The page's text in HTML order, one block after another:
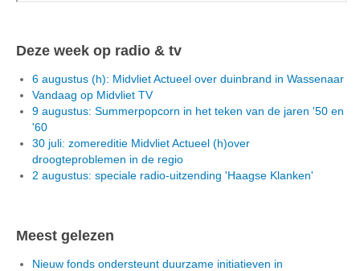
Deze week op radio & tv
6 augustus (h): Midvliet Actueel over duinbrand in Wassenaar
Vandaag op Midvliet TV
9 augustus: Summerpopcorn in het teken van de jaren '50 en
'60
30 juli: zomereditie Midvliet Actueel (h)over
droogteproblemen in de regio
2 augustus: speciale radio-uitzending 'Haagse Klanken'
Meest gelezen
Nieuw fonds ondersteunt duurzame initiatieven in